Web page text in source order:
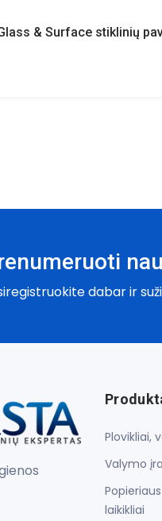
dabar ir
Plovikliai,
Valymo
laikikliai